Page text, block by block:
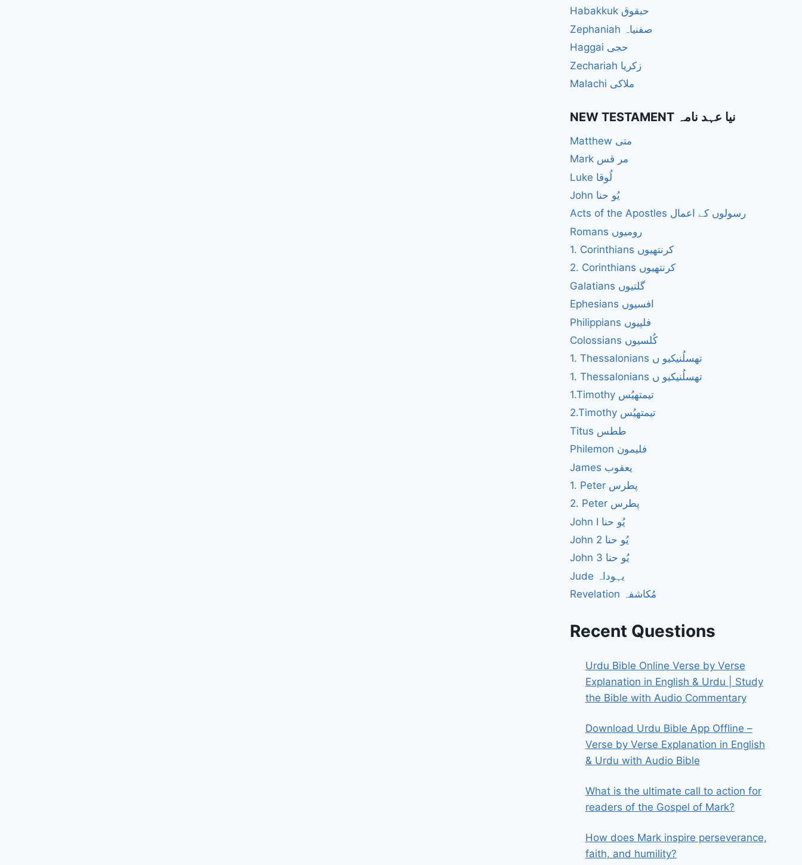
Habakkuk حبقوق
Zephaniah صفنیاہ
Haggai حجی
Zechariah زکریا
Malachi ملاکی
NEW TESTAMENT نیا عہد نامہ
Matthew متی
Mark مر قس
Luke لُوقا
John یُو حنا
Acts of the Apostles رسولوں کے اعمال
Romans رومیوں
1. Corinthians کرنتھیوں
2. Corinthians کرنتھیوں
Galatians گلتیوں
Ephesians افسیوں
Philippians فلپیوں
Colossians کُلسیوں
1. Thessalonians تھسلُنیکیو ں
1. Thessalonians تھسلُنیکیو ں
1.Timothy تیمتھیُس
2.Timothy تیمتھیُس
Titus ططس
Philemon فلیمون
James یعقوب
1. Peter پطرس
2. Peter پطرس
John I یُو حنا
John 2 یُو حنا
John 3 یُو حنا
Jude یہوداہ
Revelation مُکاشفہ
Recent Questions
Urdu Bible Online Verse by Verse
Explanation in English & Urdu | Study
the Bible with Audio Commentary
Download Urdu Bible App Offline –
Verse by Verse Explanation in English
& Urdu with Audio Bible
What is the ultimate call to action for
readers of the Gospel of Mark?
How does Mark inspire perseverance,
faith, and humility?